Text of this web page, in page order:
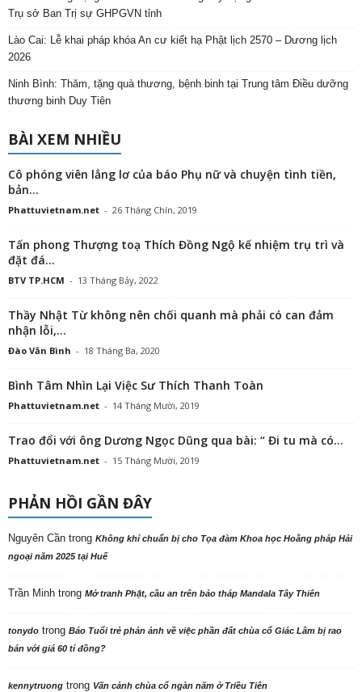
Trụ sở Ban Trị sự GHPGVN tỉnh
Lào Cai: Lễ khai pháp khóa An cư kiết hạ Phật lịch 2570 – Dương lịch
2026
Ninh Bình: Thăm, tặng quà thương, bệnh binh tại Trung tâm Điều dưỡng
thương binh Duy Tiên
BÀI XEM NHIỀU
Cô phóng viên lẳng lơ của báo Phụ nữ và chuyện tình tiền,
bản...
Phattuvietnam.net - 26 Tháng Chín, 2019
Tấn phong Thượng toạ Thích Đồng Ngộ kế nhiệm trụ trì và
đặt đá...
BTV TP.HCM - 13 Tháng Bảy, 2022
Thầy Nhật Từ không nên chối quanh mà phải có can đảm
nhận lỗi,...
Đào Văn Bình - 18 Tháng Ba, 2020
Bình Tâm Nhìn Lại Việc Sư Thích Thanh Toàn
Phattuvietnam.net - 14 Tháng Mười, 2019
Trao đổi với ông Dương Ngọc Dũng qua bài: “ Đi tu mà có...
Phattuvietnam.net - 15 Tháng Mười, 2019
PHẢN HỒI GẦN ĐÂY
Nguyên Cần trong Không khí chuẩn bị cho Tọa đàm Khoa học Hoằng pháp Hải
ngoại năm 2025 tại Huế
Trần Minh trong Mở tranh Phật, cầu an trên bảo tháp Mandala Tây Thiên
tonydo trong Báo Tuổi trẻ phản ảnh về việc phần đất chùa cổ Giác Lâm bị rao
bán với giá 60 tỉ đồng?
kennytruong trong Vãn cảnh chùa cổ ngàn năm ở Triều Tiên